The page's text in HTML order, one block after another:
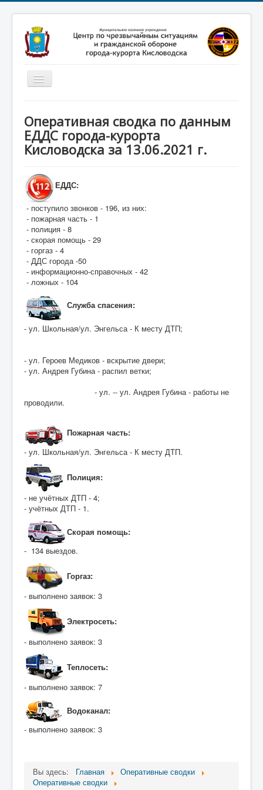
Включить/
выключить
Новости
Законодательство
Профилактика терроризма
Фотоматериалы
О нас
Оперативная сводка по данным
ЕДДС города-курорта
Кисловодска за 13.06.2021 г.
ЕДДС:
- поступило звонков - 196, из них:
- пожарная часть - 1
- полиция - 8
- скорая помощь - 29
- горгаз - 4
- ДДС города -50
- информационно-справочных - 42
- ложных - 104
Служба спасения:
- ул. Школьная/ул. Энгельса - К месту ДТП;
- ул. Героев Медиков - вскрытие двери;
- ул. Андрея Губина - распил ветки;
- ул. -- ул. Андрея Губина - работы не
проводили.
Пожарная часть:
- ул. Школьная/ул. Энгельса - К месту ДТП.
Полиция:
- не учётных ДТП - 4;
- учётных ДТП - 1.
Скорая помощь:
- 134 выездов.
Горгаз:
- выполнено заявок: 3
Электросеть:
- выполнено заявок: 3
Теплосеть:
- выполнено заявок: 7
Водоканал:
- выполнено заявок: 3
Вы здесь: Главная
Оперативные сводки
Оперативные сводки